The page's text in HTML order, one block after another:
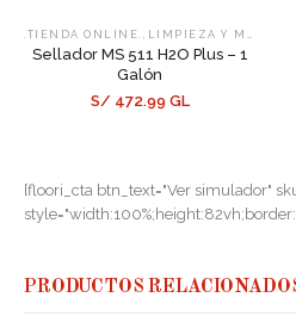
.TIENDA ONLINE. LIMPIEZA Y MANTENIMIENTO
Sellador MS 511 H2O Plus – 1
Galón
S/ 472.99 GL
[floori_cta btn_text="Ver simulador"
PRODUCTOS